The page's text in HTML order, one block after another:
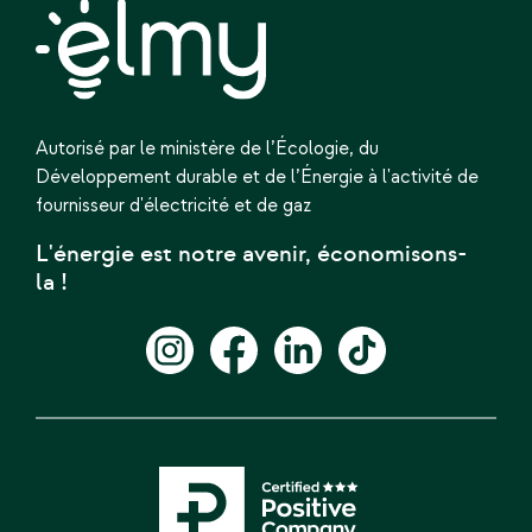
Autorisé par le ministère de l’Écologie, du
Développement durable et de l’Énergie à l'activité de
fournisseur d'électricité et de gaz
L'énergie est notre avenir, économisons-
la !